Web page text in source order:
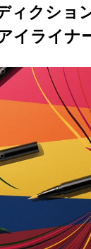
ィクショ
イライナ